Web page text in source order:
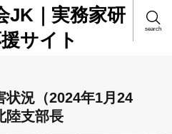
JK｜実務家研
サイト
search
状況（2024年1月24
陸支部長